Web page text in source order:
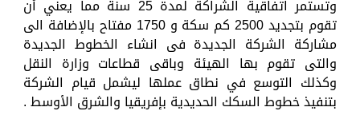
وتستمر اتفاقية الشراكة لمدة 25 سنة مما يعني أن
تقوم بتجديد 2500 كم سكة و 1750 مفتاح بالإضافة الى
مشاركة الشركة الجديدة فى انشاء الخطوط الجديدة
والتى تقوم بها الهيئة وباقى قطاعات وزارة النقل
وكذلك التوسع في نطاق عملها ليشمل قيام الشركة
بتنفيذ خطوط السكك الحديدية بإفريقيا والشرق الأوسط .